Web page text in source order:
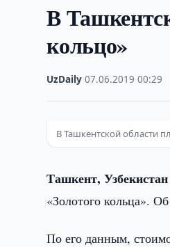
В
кольцо»
UzDaily ·07.06.2019 ·00:29
В Ташкентской области
Ташкент,
«Золотого кольца».
По его данным,